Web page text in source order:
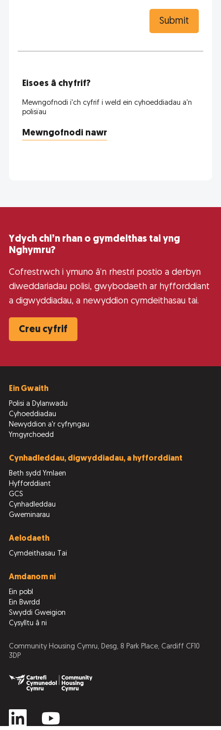
Submit
Eisoes â chyfrif?
Mewngofnodi i'ch cyfrif i weld ein cyhoeddiadau a'n
polisïau
Mewngofnodi nawr
Ydych chi’n rhan o gymdeithas tai yng
Nghymru?
Cofrestrwch i ymuno â’n rhestri postio a derbyn
diweddariadau polisi, gwybodaeth ar hyfforddiant
a digwyddiadau, a newyddion cymdeithasau tai.
Creu cyfrif
Ein Gwaith
Polisi a Dylanwadu
Cyhoeddiadau
Newyddion a'r cyfryngau
Ymgyrchoedd
Cynhadleddau, digwyddiadau, a hyfforddiant
Beth sydd Ymlaen
Hyfforddiant
GCS
Cynhadleddau
Gweminarau
Aelodaeth
Cymdeithasau Tai
Amdanom ni
Ein pobl
Ein Bwrdd
Swyddi Gweigion
Cysylltu â ni
Community Housing Cymru, Desg, 8 Park Place, Cardiff CF10
3DP